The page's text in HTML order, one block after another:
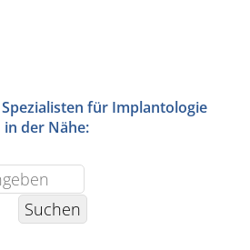
Spezialisten für Implantologie
in der Nähe: